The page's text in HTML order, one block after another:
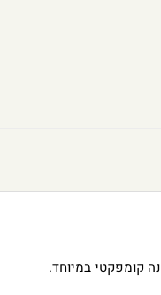
קומפקטי במיוחד.